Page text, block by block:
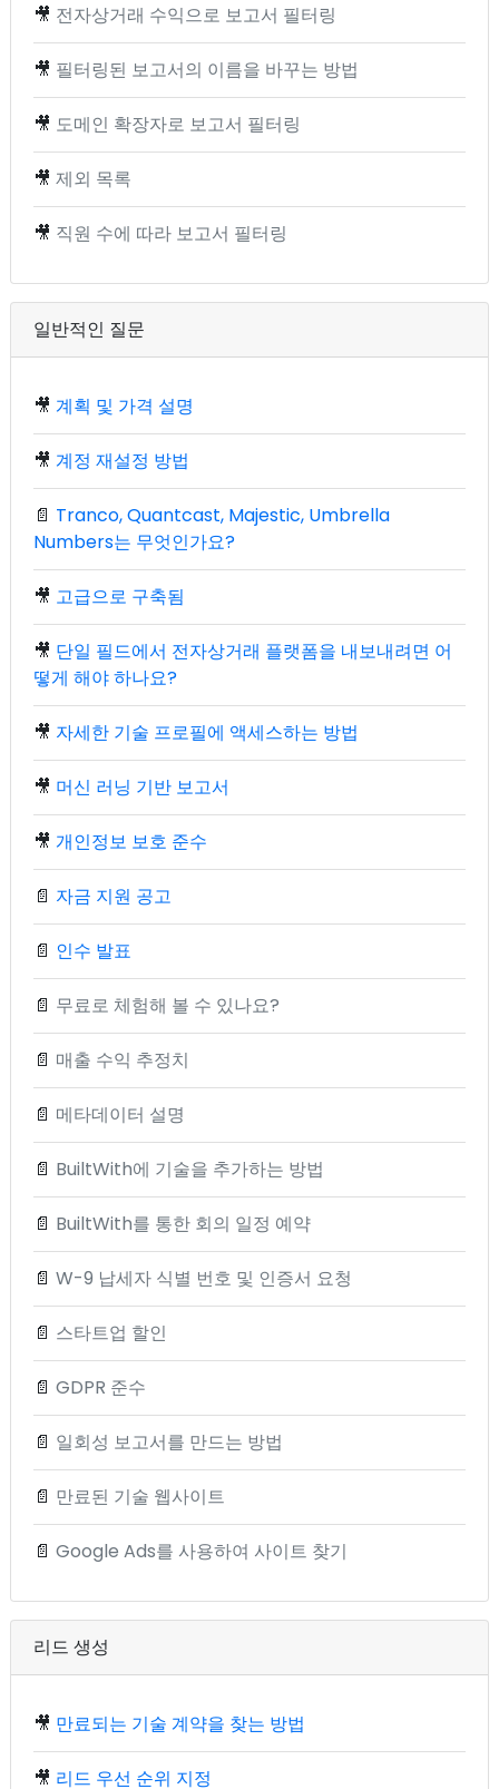
🎥 전자상거래 수익으로 보고서 필터링
🎥 필터링된 보고서의 이름을 바꾸는 방법
🎥 도메인 확장자로 보고서 필터링
🎥 제외 목록
🎥 직원 수에 따라 보고서 필터링
일반적인 질문
🎥 계획 및 가격 설명
🎥 계정 재설정 방법
📄 Tranco, Quantcast, Majestic, Umbrella
Numbers는 무엇인가요?
🎥 고급으로 구축됨
🎥 단일 필드에서 전자상거래 플랫폼을 내보내려면 어
떻게 해야 하나요?
🎥 자세한 기술 프로필에 액세스하는 방법
🎥 머신 러닝 기반 보고서
🎥 개인정보 보호 준수
📄 자금 지원 공고
📄 인수 발표
📄 무료로 체험해 볼 수 있나요?
📄 매출 수익 추정치
📄 메타데이터 설명
📄 BuiltWith에 기술을 추가하는 방법
📄 BuiltWith를 통한 회의 일정 예약
📄 W-9 납세자 식별 번호 및 인증서 요청
📄 스타트업 할인
📄 GDPR 준수
📄 일회성 보고서를 만드는 방법
📄 만료된 기술 웹사이트
📄 Google Ads를 사용하여 사이트 찾기
리드 생성
🎥 만료되는 기술 계약을 찾는 방법
🎥 리드 우선 순위 지정